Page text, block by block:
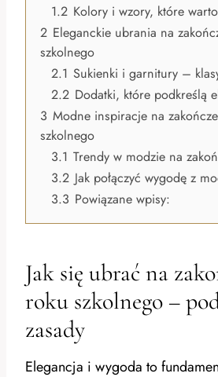
1.2 Kolory i wzory, które
2 Eleganckie ubrania na
szkolnego
2.1 Sukienki i garnitury –
2.2 Dodatki, które podkreślą
3 Modne inspiracje na
szkolnego
3.1 Trendy w modzie na
3.2 Jak połączyć wygodę z
3.3 Powiązane wpisy:
Jak się ubrać na
roku szkolnego –
zasady
Elegancja i wygoda to